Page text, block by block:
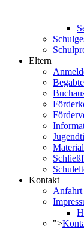
Eltern
Kontakt
Anfahrt
">